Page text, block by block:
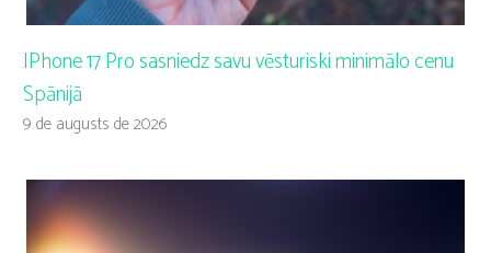
IPhone 17 Pro sasniedz savu vēsturiski minimālo cenu
Spānijā
9 de augusts de 2026